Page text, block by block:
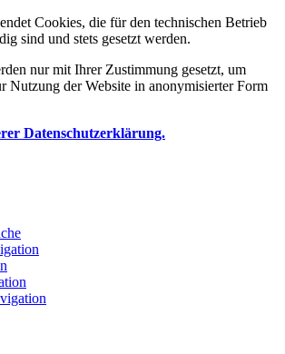
Cookies, die für den technischen Betrieb
sind und stets gesetzt werden.
nur mit Ihrer Zustimmung gesetzt, um
Nutzung der Website in anonymisierter Form
Datenschutzerklärung.